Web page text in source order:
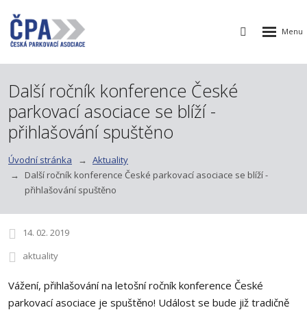
Vyhledávání
Rozbalení
Další ročník konference České
parkovací asociace se blíží -
přihlašování spuštěno
Úvodní stránka
Aktuality
Další ročník konference České parkovací asociace se blíží -
přihlašování spuštěno
14. 02. 2019
aktuality
Vážení, přihlašování na letošní ročník konference České
parkovací asociace je spuštěno! Událost se bude již tradičně